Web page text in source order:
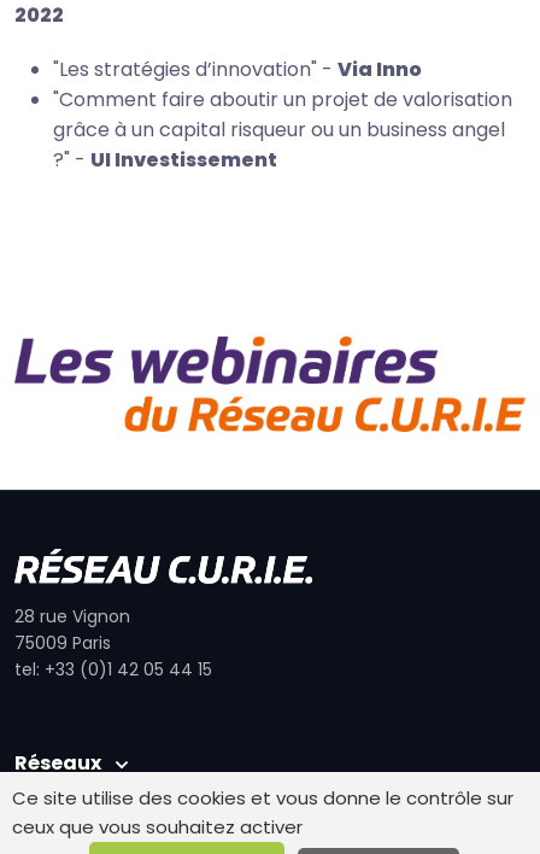
2022
"Les stratégies d’innovation" - Via Inno
"Comment faire aboutir un projet de valorisation
grâce à un capital risqueur ou un business angel
?" - UI Investissement
28 rue Vignon
75009 Paris
tel: +33 (0)1 42 05 44 15
Réseaux
Autres pages
Ce site utilise des cookies et vous donne le contrôle sur
ceux que vous souhaitez activer